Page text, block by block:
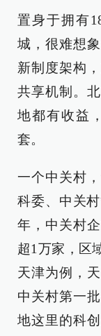
置身于拥有
城，很难想
新制度架构
共享机制。
地都有收益
套。
一个中关村
科委、中关
年，中关村
超1万家，区
天津为例，
中关村第一
地这里的科